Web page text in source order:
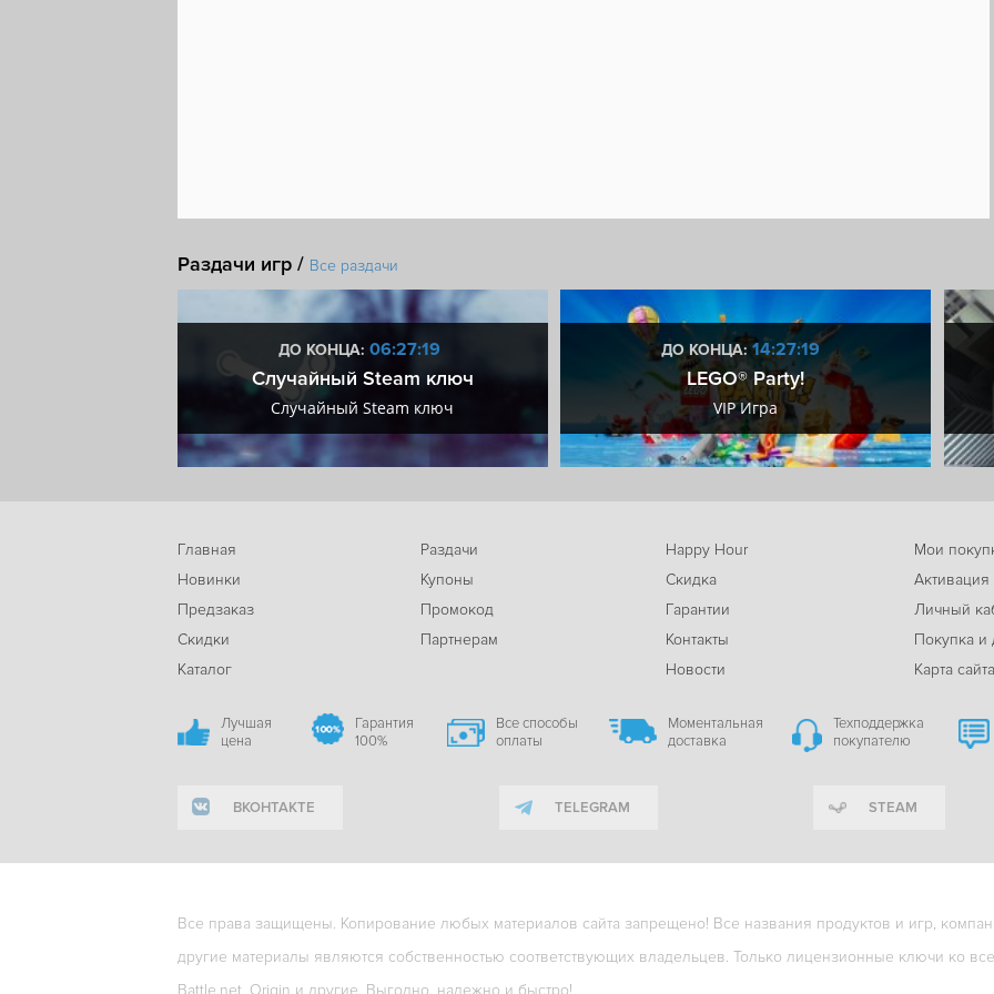
Раздачи игр / Все раздачи
ДО КОНЦА: 06:27:18
Случайный Steam ключ
Случайный Steam ключ
ДО КОНЦА:14:27:18
LEGO® Party!
VIP Игра
Главная
Новинки
Предзаказ
Скидки
Каталог
Раздачи
Купоны
Промокод
Партнерам
Happy Hour
Скидка
Гарантии
Контакты
Новости
Мои
Активация
Личный
Покупка и
Карта сайта
Лучшая
цена
Гарантия
100%
Все способы
оплаты
Моментальная
доставка
Техподдержка
покупателю
ВКОНТАКТЕ TELEGRAM STEAM
Все права защищены. Копирование любых материалов сайта запрещено! Все названия продуктов и игр,
другие материалы являются собственностью соответствующих владельцев. Только лицензионные ключи ко
Battle.net, Origin и другие. Выгодно, надежно и быстро!